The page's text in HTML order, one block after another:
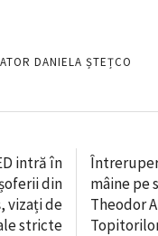
DANIELA ȘTEȚCO
intră în
din
vizați de
stricte
mâine pe
Theodor